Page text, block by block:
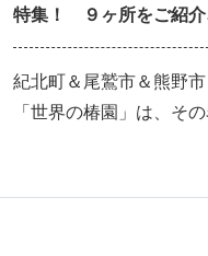
特集！ ９ヶ所をご紹
紀北町＆尾鷲市＆熊野
「世界の椿園」は、そ
など、計９スポットを